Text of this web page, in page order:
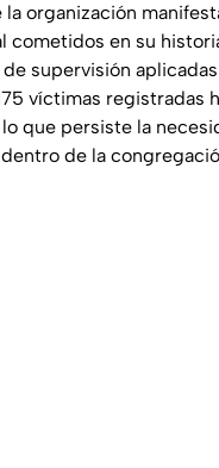
la organización
cometidos en su
supervisión
víctimas
que persiste la
de la